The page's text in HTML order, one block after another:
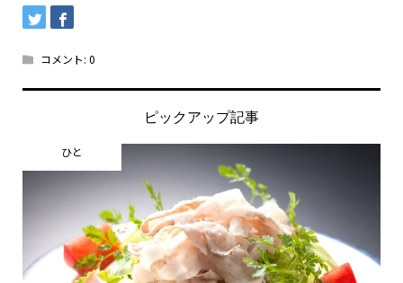
コメント: 0
ピックアップ記事
ひと